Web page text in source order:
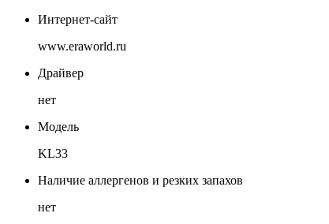
Интернет-сайт
www.eraworld.ru
Драйвер
нет
Модель
KL33
Наличие аллергенов и резких запахов
нет